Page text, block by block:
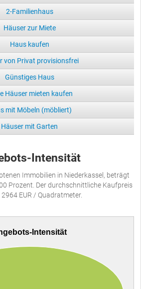
2-Familienhaus
Häuser zur Miete
Haus kaufen
von Privat provisionsfrei
Günstiges Haus
Häuser mieten kaufen
mit Möbeln (möbliert)
Häuser mit Garten
Intensität
Immobilien in Niederkassel, beträgt
Prozent. Der durchschnittliche Kaufpreis
2964 EUR / Quadratmeter.
Intensität